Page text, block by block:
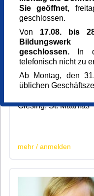
© Brebca - Fotolia
Eltern-Kind-
EKP Gruppe -
10x | donnerstags, ab
Giesing, St. Matthias
mehr / anmelden
Sie geöffnet,
geschlossen.
Von 17.08. bis
Bildungswerk
geschlossen. In
telefonisch nicht zu
Ab Montag, den
üblichen